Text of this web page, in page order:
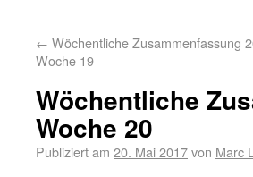
← Wöchentliche Zusammenfassung
Woche 19
Wöchentliche
Woche 20
Publiziert am 20. Mai 2017von Marc